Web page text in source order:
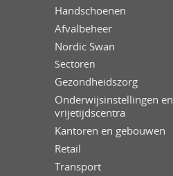
Handschoenen
Afvalbeheer
Nordic Swan
Sectoren
Gezondheidszorg
Onderwijsinstellingen en
vrijetijdscentra
Kantoren en gebouwen
Retail
Transport